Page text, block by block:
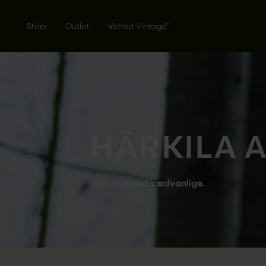
Shop Outlet Vetted Vintage™
HÄRKILA
Ude over det sædvanlige.